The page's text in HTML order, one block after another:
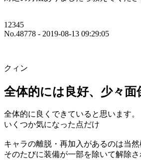
12345
No.48778 - 2019-08-13 09:29:05
クィン
全体的には良好、少々面
全体的に良くできていると思います。
いくつか気になった点だけ
キャラの離脱・再加入があるのは当然
そのたびに装備が一部を除いて解除さ